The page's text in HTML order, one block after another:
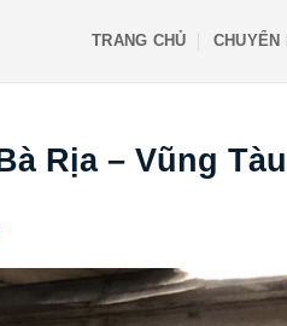
TRANG CHỦ CHUYỂN
Rịa – Vũng Tàu